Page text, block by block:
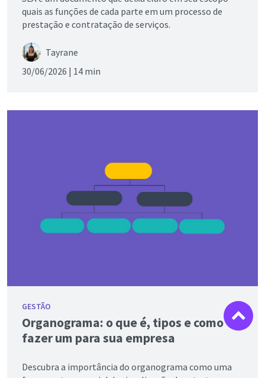
quais as funções de cada parte em um processo de
prestação e contratação de serviços.
Tayrane
30/06/2026 | 14 min
GESTÃO
Organograma: o que é, tipos e como
fazer um para sua empresa
Descubra a importância do organograma como uma